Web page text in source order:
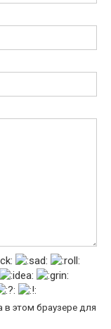
в этом браузере для